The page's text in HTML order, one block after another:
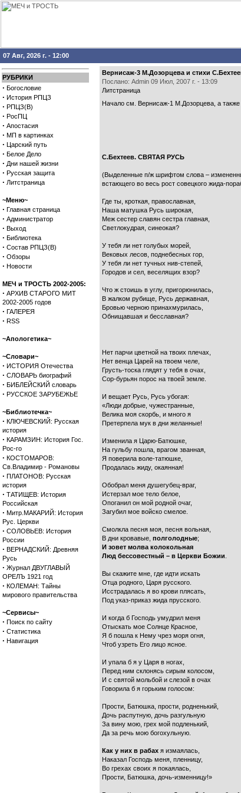
07 Авг, 2026 г. - 12:00
РУБРИКИ
· Богословие
· История РПЦЗ
· РПЦЗ(В)
· РосПЦ
· Апостасия
· МП в картинках
· Царский путь
· Белое Дело
· Дни нашей жизни
· Русская защита
· Литстраница
~Меню~
· Главная страница
· Администратор
· Выход
· Библиотека
· Состав РПЦЗ(В)
· Обзоры
· Новости
МЕЧ и ТРОСТЬ 2002-2005:
· АРХИВ СТАРОГО МИТ
2002-2005 годов
· ГАЛЕРЕЯ
· RSS
~Апологетика~
~Словари~
· ИСТОРИЯ Отечества
· СЛОВАРЬ биографий
· БИБЛЕЙСКИЙ словарь
· РУССКОЕ ЗАРУБЕЖЬЕ
~Библиотечка~
· КЛЮЧЕВСКИЙ: Русская
история
· КАРАМЗИН: История Гос.
Рос-го
· КОСТОМАРОВ:
Св.Владимир - Романовы
· ПЛАТОНОВ: Русская
история
· ТАТИЩЕВ: История
Российская
· Митр.МАКАРИЙ: История
Рус. Церкви
· СОЛОВЬЕВ: История
России
· ВЕРНАДСКИЙ: Древняя
Русь
· Журнал ДВУГЛАВЫЙ
ОРЕЛЪ 1921 год
· КОЛЕМАН: Тайны
мирового правительства
~Сервисы~
· Поиск по сайту
· Статистика
· Навигация
Вернисаж-3 М.Дозорцева и стихи
Послано: Admin 09 Июл, 2007 г. - 13:09
Литстраница
Начало см. Вернисаж-1 М.Дозорцева , а также
С.Бехтеев. СВЯТАЯ РУСЬ
(Выделенные п/ж шрифтом слова –
встающего во весь рост совецкого жида-
Где ты, кроткая, православная,
Наша матушка Русь широкая,
Меж сестер славян сестра главная,
Светлокудрая, синеокая?
У тебя ли нет голубых морей,
Вековых лесов, поднебесных гор,
У тебя ли нет тучных нив-степей,
Городов и сел, веселящих взор?
Что ж стоишь в углу, пригорюнилась,
В жалком рубище, Русь державная,
Бровью черною принахмурилась,
Обнищавшая и бесславная?
Нет парчи цветной на твоих плечах,
Нет венца Царей на твоем челе,
Грусть-тоска глядят у тебя в очах,
Сор-бурьян порос на твоей земле.
И вещает Русь, Русь убогая:
«Люди добрые, чужестранные,
Велика моя скорбь, и много я
Претерпела мук в дни желанные!
Изменила я Царю-Батюшке,
На гульбу пошла, врагом званная,
Я поверила воле-татюшке,
Продалась жиду, окаянная!
Обобрал меня душегубец-враг,
Истерзал мое тело белое,
Опоганил он мой родной очаг,
Загубил мое войско смелое.
Смолкла песня моя, песня вольная,
В дни кровавые, полголодные;
И зовет молва колокольная
Люд бессовестный – в Церкви Божии
Вы скажите мне, где идти искать
Отца родного, Царя русского.
Исстрадалась я во крови плясать,
Под указ-приказ жида прусского.
И когда б Господь умудрил меня
Отыскать мое Солнце Красное,
Я б пошла к Нему чрез моря огня,
Чтоб узреть Его лицо ясное.
И упала б я у Царя в ногах,
Перед ним склонясь сирым колосом,
И с святой мольбой и слезой в очах
Говорила б я горьким голосом:
Прости, Батюшка, прости, родненький,
Дочь распутную, дочь разгульную
За вину мою, грех мой подленький,
Да за речь мою богохульную.
Как у них в рабах я измаялась,
Наказал Господь меня, пленницу,
Во грехах своих я покаялась,
Прости, Батюшка, дочь-изменницу!»